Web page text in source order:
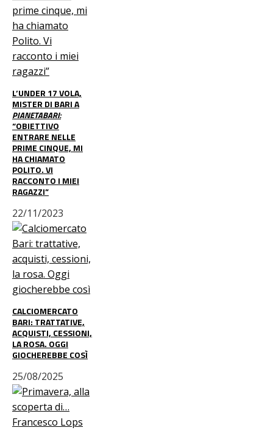
L’UNDER 17 VOLA,
MISTER DI BARI A
PIANETABARI:
“OBIETTIVO
ENTRARE NELLE
PRIME CINQUE, MI
HA CHIAMATO
POLITO. VI
RACCONTO I MIEI
RAGAZZI”
22/11/2023
CALCIOMERCATO
BARI: TRATTATIVE,
ACQUISTI, CESSIONI,
LA ROSA. OGGI
GIOCHEREBBE COSÌ
25/08/2025